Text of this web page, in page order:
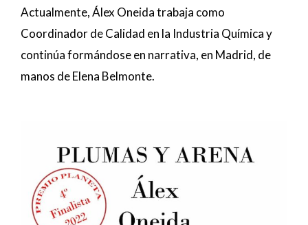
Actualmente, Álex Oneida trabaja como
Coordinador de Calidad en la Industria Química y
continúa formándose en narrativa, en Madrid, de
manos de Elena Belmonte.